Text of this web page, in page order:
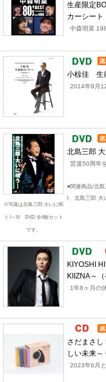
生産限定
カーシート
中森明菜
小椋佳 生
2014年9月
※写真は北島三郎 大いに唄
う I～IV DVD 全4枚セット
です。
北島三郎
芸道50周年
●関連商品/北
I、北島三郎
KIYOSHI
KIIZNA～
1年8ヶ月の
さだまさ
しい未来
2023年6月